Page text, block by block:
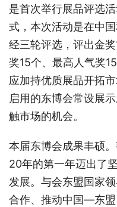
是首次举行展品评选
式，本次活动是在中
经三轮评选，评出金
奖15个、最高人气奖
应加持优质展品开拓
启用的东博会常设展
触市场的机会。
本届东博会成果丰硕
20年的第一年迈出了
发展。与会东盟国家
合作、推动中国—东